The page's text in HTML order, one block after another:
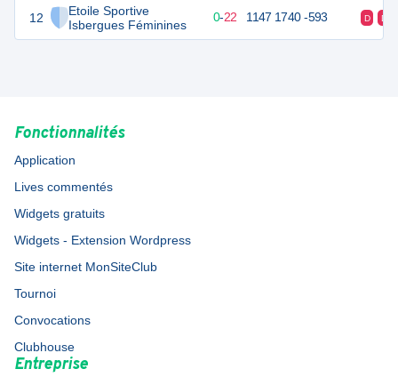
12
Etoile Sportive
Isbergues Féminines
22 0-22 1147 1740 -593 D D
Fonctionnalités
Application
Lives commentés
Widgets gratuits
Widgets - Extension Wordpress
Site internet MonSiteClub
Tournoi
Convocations
Clubhouse
Entreprise